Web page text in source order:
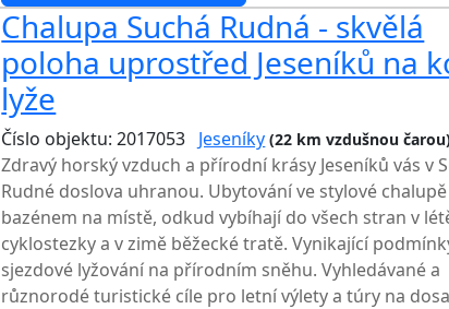
Chalupa Suchá Rudná - skvělá
poloha uprostřed Jeseníků na
lyže
Číslo objektu: 2017053 Jeseníky (22 km vzdušnou
Zdravý horský vzduch a přírodní krásy Jeseníků vás v
Rudné doslova uhranou. Ubytování ve stylové chalupě
bazénem na místě, odkud vybíhají do všech stran v
cyklostezky a v zimě běžecké tratě. Vynikající
sjezdové lyžování na přírodním sněhu. Vyhledávané a
různorodé turistické cíle pro letní výlety a túry na